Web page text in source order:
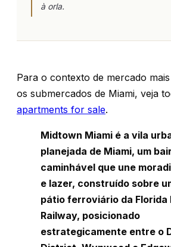
à orla.
Para o contexto de mercado
os submercados de Miami, veja
apartments for sale.
Midtown Miami é a vila
planejada de Miami, um
caminhável que une
e lazer, construído sobre
pátio ferroviário da Florida
Railway, posicionado
estrategicamente entre o